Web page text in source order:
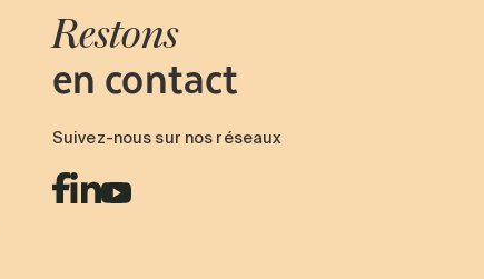
Restons
en contact
Suivez-nous sur nos réseaux